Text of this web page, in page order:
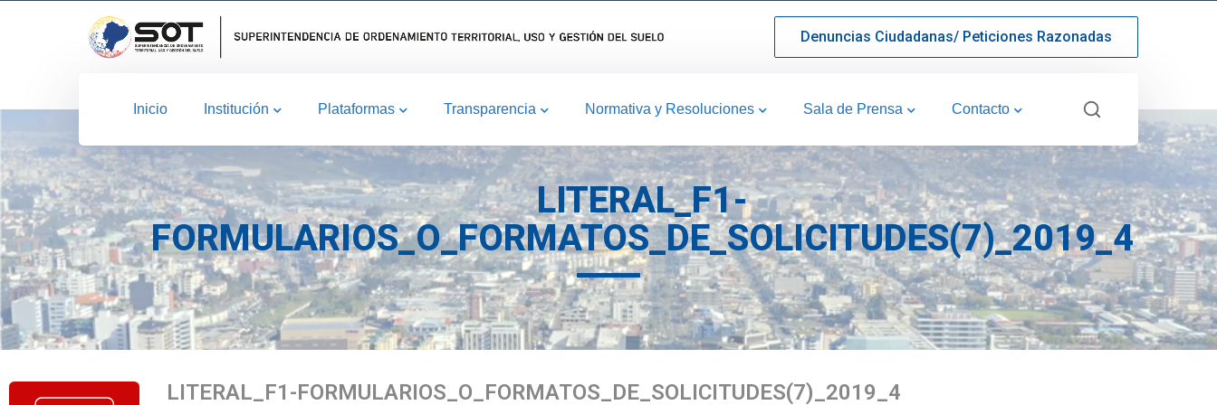
Denuncias Ciudadanas/ Peticiones Razonadas
Inicio Institución Plataformas Transparencia Normativa y Resoluciones Sala de Prensa Contacto
LITERAL_F1-
FORMULARIOS_O_FORMATOS_DE_SOLICITUDES(7)_2019_4
LITERAL_F1-FORMULARIOS_O_FORMATOS_DE_SOLICITUDES(7)_2019_4